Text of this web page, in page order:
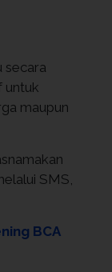
secara
untuk
maupun
SMS,
BCA